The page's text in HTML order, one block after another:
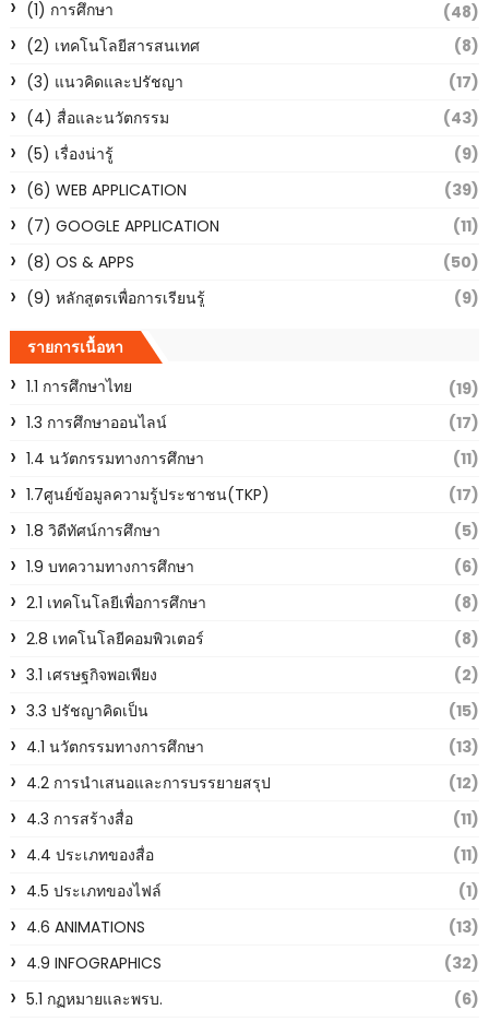
(1) การศึกษา
(48)
(2) เทคโนโลยีสารสนเทศ
(8)
(3) แนวคิดและปรัชญา
(17)
(4) สื่อและนวัตกรรม
(43)
(5) เรื่องน่ารู้
(9)
(6) WEB APPLICATION
(39)
(7) GOOGLE APPLICATION
(11)
(8) OS & APPS
(50)
(9) หลักสูตรเพื่อการเรียนรู้
(9)
รายการเนื้อหา
1.1 การศึกษาไทย
(19)
1.3 การศึกษาออนไลน์
(17)
1.4 นวัตกรรมทางการศึกษา
(11)
1.7ศูนย์ข้อมูลความรู้ประชาชน(TKP)
(17)
1.8 วิดีทัศน์การศึกษา
(5)
1.9 บทความทางการศึกษา
(6)
2.1 เทคโนโลยีเพื่อการศึกษา
(8)
2.8 เทคโนโลยีคอมพิวเตอร์
(8)
3.1 เศรษฐกิจพอเพียง
(2)
3.3 ปรัชญาคิดเป็น
(15)
4.1 นวัตกรรมทางการศึกษา
(13)
4.2 การนำเสนอและการบรรยายสรุป
(12)
4.3 การสร้างสื่อ
(11)
4.4 ประเภทของสื่อ
(11)
4.5 ประเภทของไฟล์
(1)
4.6 ANIMATIONS
(13)
4.9 INFOGRAPHICS
(32)
5.1 กฏหมายและพรบ.
(6)